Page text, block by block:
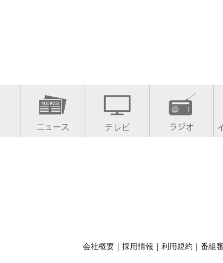
会社概要｜ 採用情報 ｜ 利用規約 ｜ 番組